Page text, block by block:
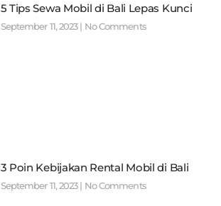
5 Tips Sewa Mobil di Bali Lepas Kunci
September 11, 2023 No Comments
3 Poin Kebijakan Rental Mobil di Bali
September 11, 2023 No Comments